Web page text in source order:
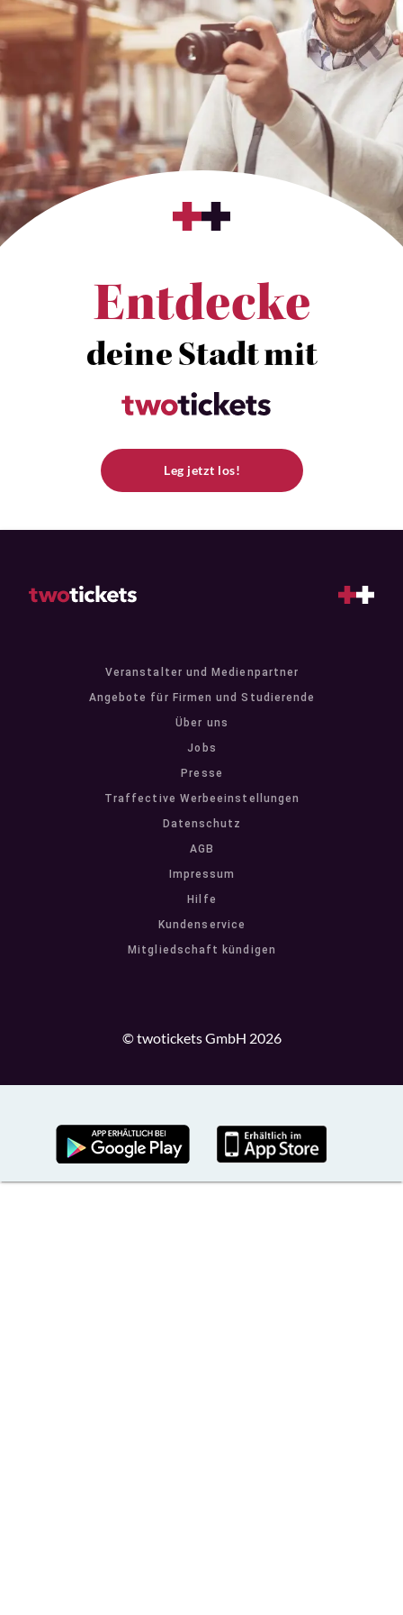
Entdecke
deine Stadt mit
Leg jetzt los!
Veranstalter und Medienpartner
Angebote für Firmen und Studierende
Über uns
Jobs
Presse
Traffective Werbeeinstellungen
Datenschutz
AGB
Impressum
Hilfe
Kundenservice
Mitgliedschaft kündigen
© twotickets GmbH 2026